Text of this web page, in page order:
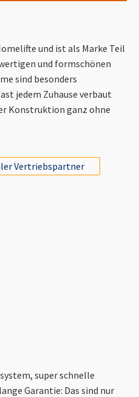
und ist als Marke Teil
und formschönen
sind besonders
jedem Zuhause verbaut
Konstruktion ganz ohne
Vertriebspartner
super schnelle
Garantie: Das sind nur